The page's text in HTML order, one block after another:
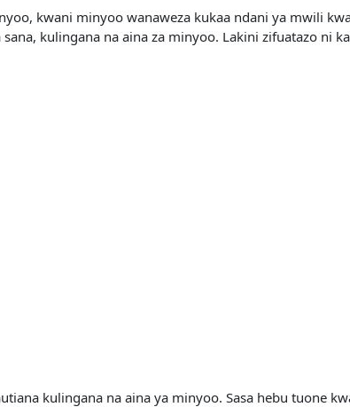
kwani minyoo wanaweza kukaa ndani ya mwili
kulingana na aina za minyoo. Lakini zifuatazo ni
kulingana na aina ya minyoo. Sasa hebu tuone